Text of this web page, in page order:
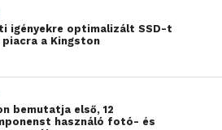
ártalmatlan infravörös
és fogadásával meghatározza,
monitor előtt tartózkodik-e, és
esetén automatikusan
Ez akár 80%-kal is
és
igényekre optimalizált SSD-t
a Kingston
bemutatja első, 12
használó fotó- és